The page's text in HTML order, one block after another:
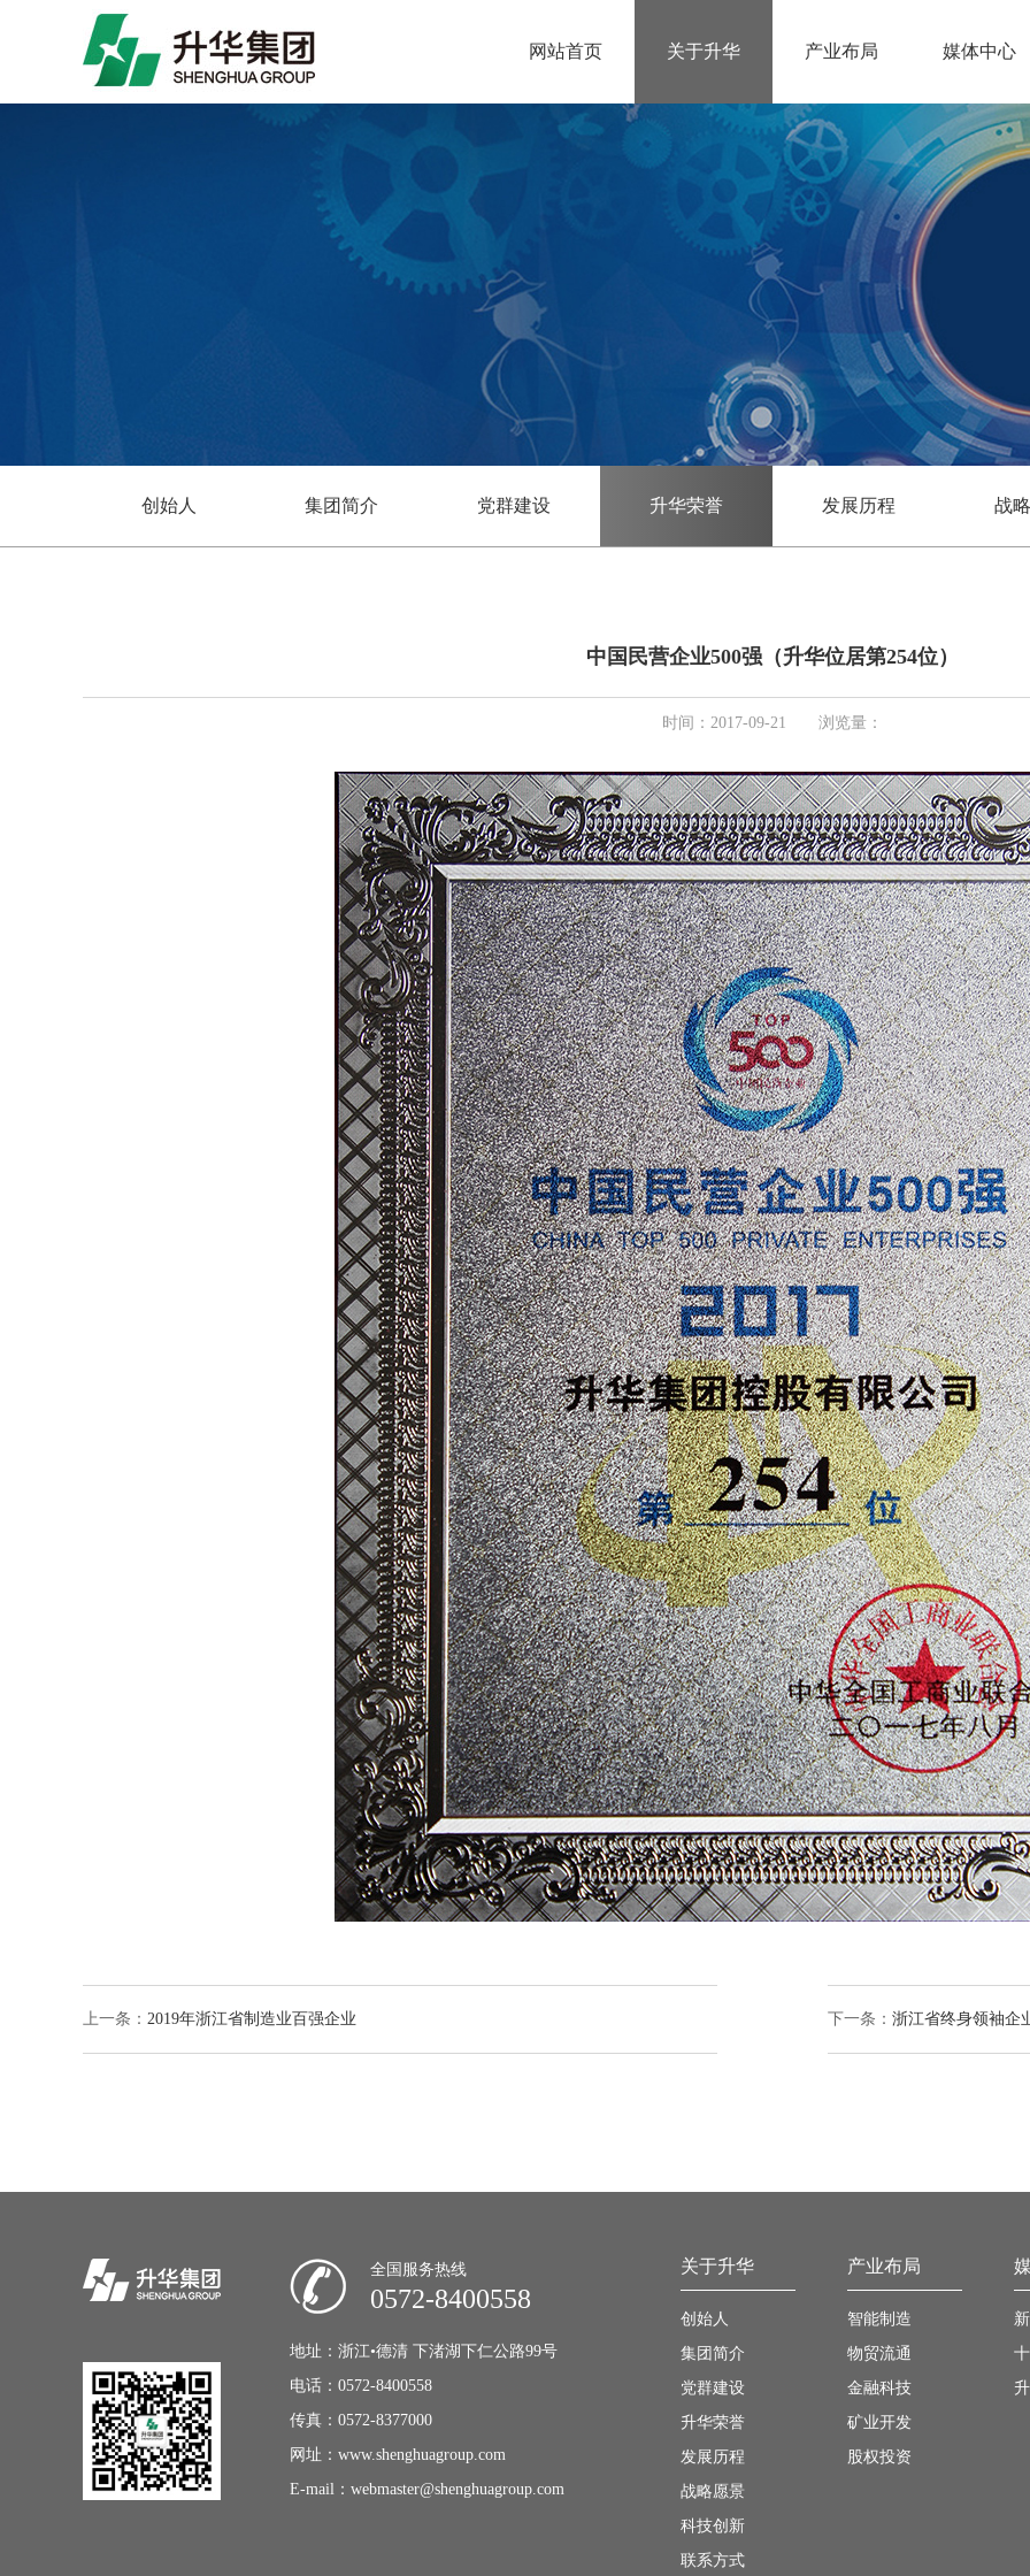
网站首页 关于升华 产业布局 媒体中心
创始人 集团简介 党群建设 升华荣誉 发展历程 战
中国民营企业500强（升华位居第254位）
时间：2017-09-21 浏览量：
上一条： 2019年浙江省制造业百强企业 下一条： 浙江省终身领袖企
全国服务热线
0572-8400558
地址：浙江•德清 下渚湖下仁公路99号
电话：0572-8400558
传真：0572-8377000
网址：www.shenghuagroup.com
E-mail：webmaster@shenghuagroup.com
关于升华
创始人
集团简介
党群建设
升华荣誉
发展历程
战略愿景
科技创新
联系方式
产业布局
智能制造
物贸流通
金融科技
矿业开发
股权投资